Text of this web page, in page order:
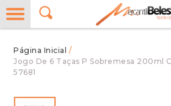
/
Jogo De 6 Taças P Sobremesa 200ml
57681